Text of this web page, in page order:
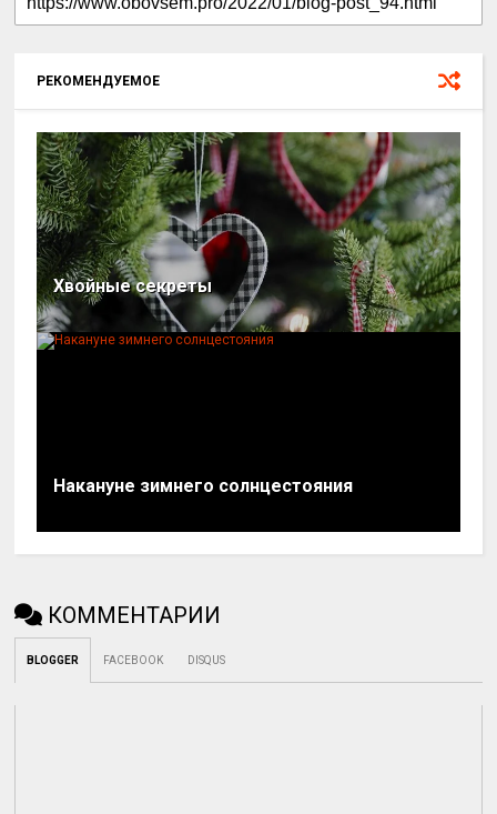
РЕКОМЕНДУЕМОЕ
Хвойные секреты
Накануне зимнего солнцестояния
КОММЕНТАРИИ
BLOGGER FACEBOOK DISQUS